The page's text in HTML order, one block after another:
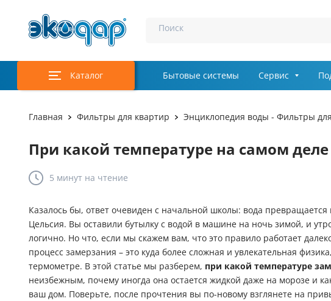
Поиск
Каталог Бытовые системы Сервис
Главная Фильтры для квартир Энциклопедия воды - Фильтры
При какой температуре на самом деле
5 минут на чтение
Казалось бы, ответ очевиден с начальной школы: вода превращается
Цельсия. Вы оставили бутылку с водой в машине на ночь зимой, и
логично. Но что, если мы скажем вам, что это правило работает
процесс замерзания – это куда более сложная и увлекательная
термометре. В этой статье мы разберем, при какой температуре
неизбежным, почему иногда она остается жидкой даже на морозе и
ваш дом. Поверьте, после прочтения вы по-новому взглянете на